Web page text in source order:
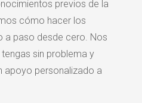
previos de la
cómo hacer los
a paso desde cero. Nos
sin problema y
apoyo personalizado a